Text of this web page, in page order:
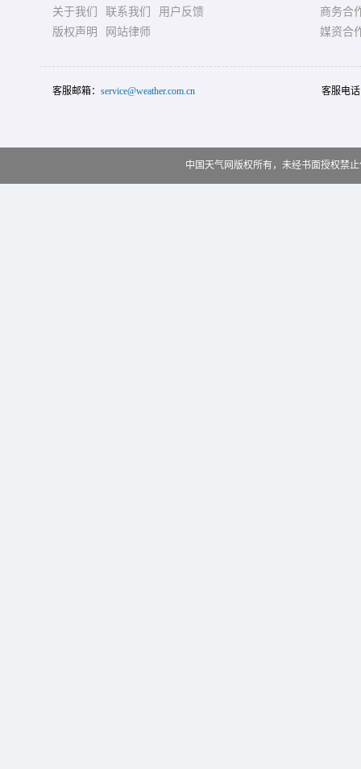
关于我们 联系我们
用户反馈
版权声明
网站律师
商务合
媒资合
客服邮箱： service@weather.com.cn 客服电
中国天气网版权所有，未经书面授权